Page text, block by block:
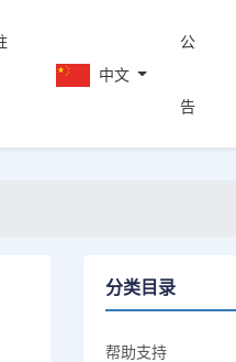
中文
公
告
分类目录
帮助支持